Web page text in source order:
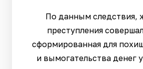
По данным следствия,
преступления
сформированная для
и вымогательства денег